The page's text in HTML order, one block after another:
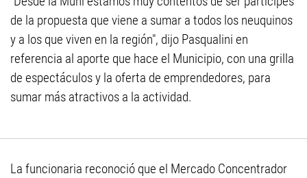
de la propuesta que viene a sumar a todos los neuquinos
y a los que viven en la región", dijo Pasqualini en
referencia al aporte que hace el Municipio, con una grilla
de espectáculos y la oferta de emprendedores, para
sumar más atractivos a la actividad.
La funcionaria reconoció que el Mercado Concentrador